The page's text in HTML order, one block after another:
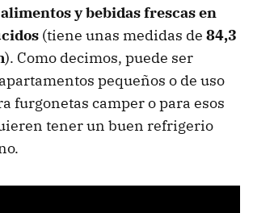
y bebidas frescas en
(tiene unas medidas de 84,3
). Como decimos, puede ser
pequeños o de uso
furgonetas camper o para esos
tener un buen refrigerio